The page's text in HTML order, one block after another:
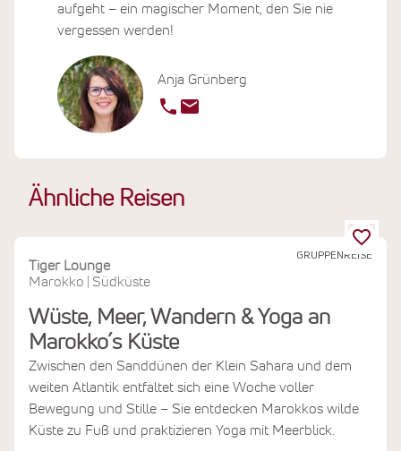
Ähnliche Reisen
GRUPPENREISE
Tiger Lounge
Marokko
Südküste
Wüste, Meer, Wandern & Yoga an
Marokko´s Küste
Zwischen den Sanddünen der Klein Sahara und dem
weiten Atlantik entfaltet sich eine Woche voller
Bewegung und Stille – Sie entdecken Marokkos wilde
Küste zu Fuß und praktizieren Yoga mit Meerblick.
Anja Grünberg
aufgeht – ein magischer Moment, den Sie nie
vergessen werden!